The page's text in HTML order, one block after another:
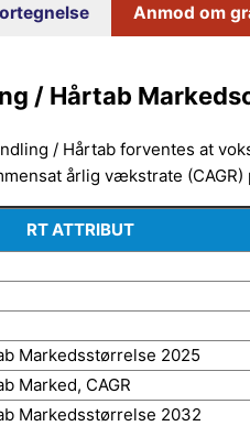
Anmod om
/ Hårtab
/ Hårtab forventes at
årlig vækstrate (CAGR)
RT ATTRIBUT
Markedsstørrelse 2025
Marked, CAGR
Markedsstørrelse 2032